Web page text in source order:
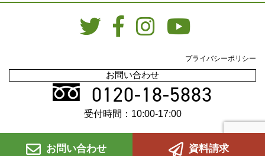
プライバシーポリシー
お問い合わせ
0120-18-5883
受付時間：10:00-17:00
お問い合わせ 資料請求